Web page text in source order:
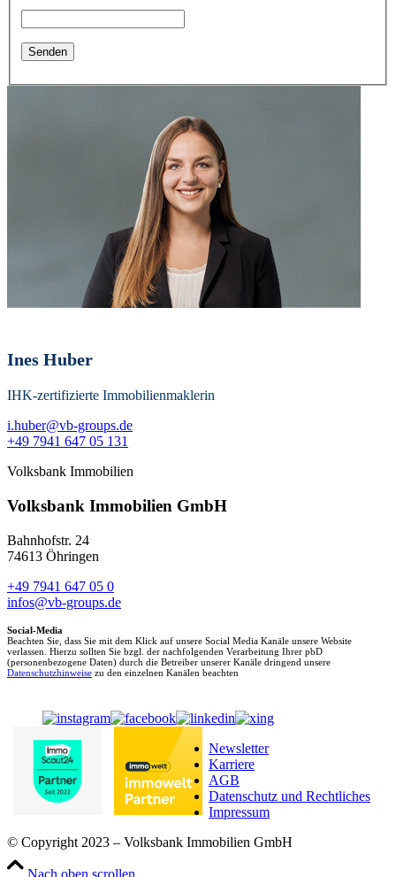
Ines Huber
IHK-zertifizierte Immobilienmaklerin
i.huber@vb-groups.de
+49 7941 647 05 131
Volksbank Immobilien
Volksbank Immobilien GmbH
Bahnhofstr. 24
74613 Öhringen
+49 7941 647 05 0
infos@vb-groups.de
Social-Media
Beachten Sie, dass Sie mit dem Klick auf unsere Social Media Kanäle unsere Website
verlassen. Hierzu sollten Sie bzgl. der nachfolgenden Verarbeitung Ihrer pbD
(personenbezogene Daten) durch die Betreiber unserer Kanäle dringend unsere
Datenschutzhinweise zu den einzelnen Kanälen beachten
Newsletter
Karriere
AGB
Datenschutz und Rechtliches
Impressum
© Copyright 2023 – Volksbank Immobilien GmbH
Nach oben scrollen